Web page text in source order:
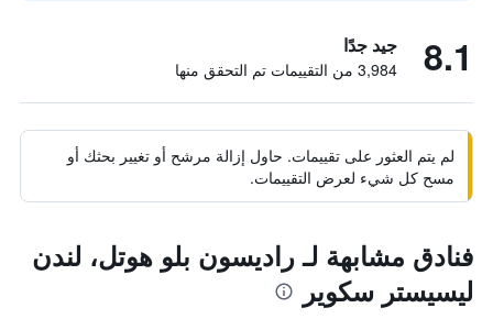
8.1 جيد جدًا
3,984 من التقييمات تم التحقق منها
لم يتم العثور على تقييمات. حاول إزالة مرشح أو تغيير بحثك أو
مسح كل شيء لعرض التقييمات.
فنادق مشابهة لـ راديسون بلو هوتل، لندن
ليسيستر سكوير